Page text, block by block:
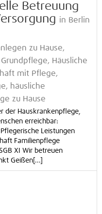
Betreuung
in Berlin
zu Hause,
Häusliche
mit Pflege,
häusliche
zu Hause
der Hauskrankenpflege,
erreichbar:
Leistungen
Familienpflege
XI Wir betreuen
Geißen[...]